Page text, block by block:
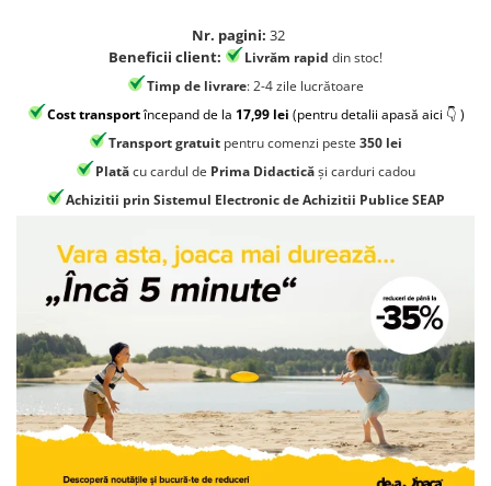
Jocuri invatat limba engleza
Jocuri si jucarii educative
Jocuri STEAM
Jucarii interactive
Jucarii muzicale
Jucării ȋndemânare
Masinute si trenulete
Roboti de jucarie
Nr. pagini: 32
Beneficii client:
Livrăm rapid din stoc!
Timp de livrare: 2-4 zile lucrătoare
Cost transportîncepand de la 17,99 lei (pentru detalii apasă aici 👇 )
Transport gratuit pentru comenzi peste 350 lei
Platăcu cardul de Prima Didacticăși carduri cadou
Achizitii prin Sistemul Electronic de Achizitii Publice SEAP